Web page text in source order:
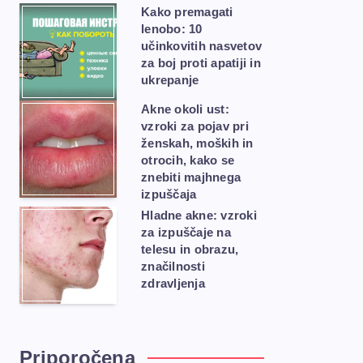
Kako premagati
lenobo: 10
učinkovitih nasvetov
za boj proti apatiji in
ukrepanje
Akne okoli ust:
vzroki za pojav pri
ženskah, moških in
otrocih, kako se
znebiti majhnega
izpuščaja
Hladne akne: vzroki
za izpuščaje na
telesu in obrazu,
značilnosti
zdravljenja
Priporočena